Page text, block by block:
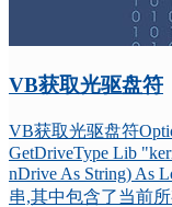
VB获取光驱盘符
VB获取光驱盘符
GetDriveType Lib
nDrive As String) As
串,其中包含了当前